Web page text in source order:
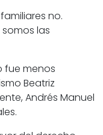
no.
las
fue menos
Beatriz
Andrés Manuel